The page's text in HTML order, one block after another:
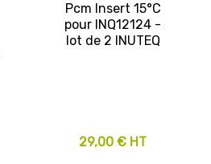
Pcm Insert 15°C
pour INQ12124 -
lot de 2 INUTEQ
29,00 € HT